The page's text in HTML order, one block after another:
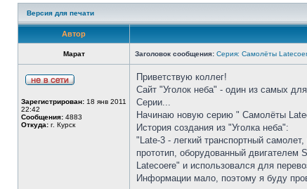
Версия для печати
Автор
Марат Заголовок сообщения: Серия: Самолёты
Зарегистрирован: 18 янв 2011
22:42
Сообщения: 4883
Откуда: г. Курск
Приветствую коллег!
Сайт "Уголок неба" - один из самых
Серии...
Начинаю новую серию " Самолёты
История создания из "Уголка неба":
"Late-3 - легкий транспортный
прототип, оборудованный
Latecoere" и использовался для
Информации мало, поэтому я буду